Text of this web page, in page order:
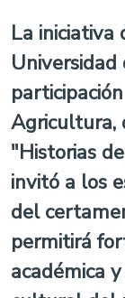
La iniciativa
Agricultura,
"Historias
invitó a los
del
permitirá
académica